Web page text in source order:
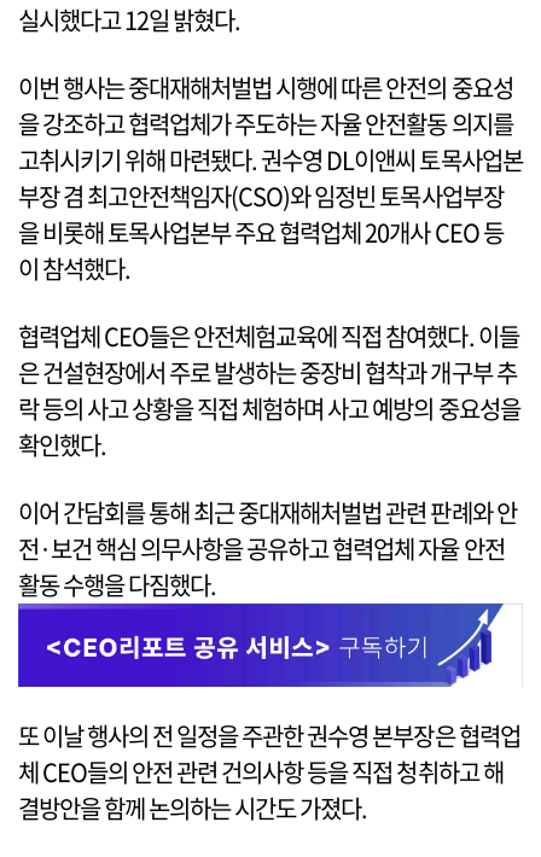
실시했다고 12일 밝혔다.
이번 행사는 중대재해처벌법 시행에 따른 안전의 중요성
을 강조하고 협력업체가 주도하는 자율 안전활동 의지를
고취시키기 위해 마련됐다. 권수영 DL이앤씨 토목사업본
부장 겸 최고안전책임자(CSO)와 임정빈 토목사업부장
을 비롯해 토목사업본부 주요 협력업체 20개사 CEO 등
이 참석했다.
협력업체 CEO들은 안전체험교육에 직접 참여했다. 이들
은 건설현장에서 주로 발생하는 중장비 협착과 개구부 추
락 등의 사고 상황을 직접 체험하며 사고 예방의 중요성을
확인했다.
이어 간담회를 통해 최근 중대재해처벌법 관련 판례와 안
전·보건 핵심 의무사항을 공유하고 협력업체 자율 안전
활동 수행을 다짐했다.
또 이날 행사의 전 일정을 주관한 권수영 본부장은 협력업
체 CEO들의 안전 관련 건의사항 등을 직접 청취하고 해
결방안을 함께 논의하는 시간도 가졌다.